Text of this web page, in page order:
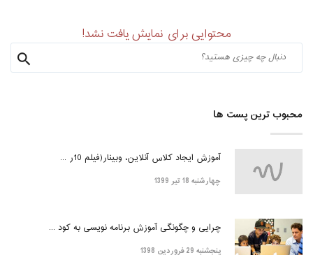
محتوایی برای نمایش یافت نشد!
محبوب ترین پست ها
آموزش ایجاد کلاس آنلاین، وبینار(فیلم 10ر ...
چهارشنبه 18 تیر 1399
چرایی و چگونگی آموزش برنامه نویسی به کود ...
پنجشنبه 29 فروردین 1398